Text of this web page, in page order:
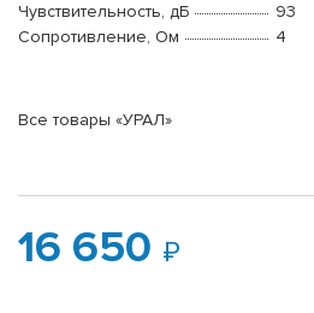
Чувствительность, дБ
93
Сопротивление, Ом
4
Все товары «УРАЛ»
16 650